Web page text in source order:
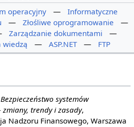
operacyjny —
Informatyczne
— Złośliwe oprogramowanie
—
Zarządzanie dokumentami
—
wiedzą
— ASP.NET — FTP
Bezpieczeństwo systemów
trendy i zasady,
Nadzoru Finansowego, Warszawa